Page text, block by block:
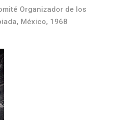
Organizador de los
México, 1968